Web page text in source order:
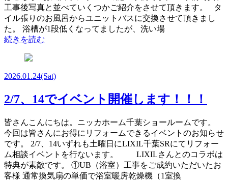
工事後写真と並べていくつかご紹介をさせて頂きます。 タ
イル張りのお風呂からユニットバスに交換させて頂きまし
た。 浴槽が1段低くなってましたが、洗い場
続きを読む
2026.01.24(Sat)
2/7、14でイベント開催します！！！
皆さんこんにちは。ニッカホーム千葉ショールームです。
今回は皆さんにお得にリフォームできるイベントのお知らせ
です。 2/7、14いずれも土曜日にLIXIL千葉SRにてリフォー
ム相談イベントを行ないます。 LIXILさんとのコラボは
特典が素敵です。 ①UB（浴室）工事をご成約いただいたお
客様 通常換気扇の単価で浴室暖房乾燥機（1室換